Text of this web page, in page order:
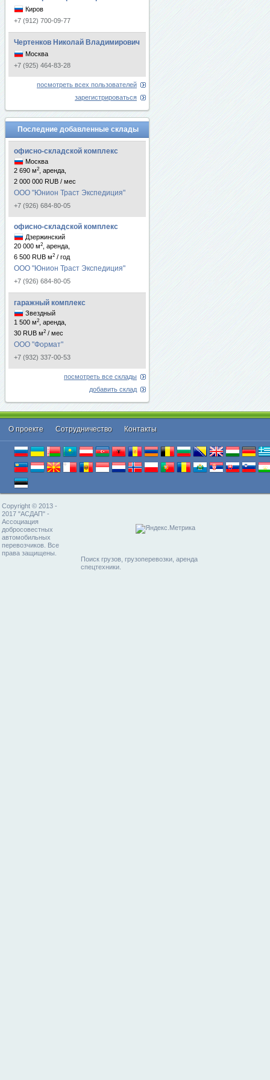
Киров
+7 (912) 700-09-77
Чертенков Николай Владимирович
Москва
+7 (925) 464-83-28
посмотреть всех пользователей
зарегистрироваться
Последние добавленные склады
офисно-складской комплекс
Москва
2 690 м2
, аренда,
2 000 000 RUB / мес
ООО "Юнион Траст Экспедиция"
+7 (926) 684-80-05
офисно-складской комплекс
Дзержинский
20 000 м2
, аренда,
6 500 RUB м2 / год
ООО "Юнион Траст Экспедиция"
+7 (926) 684-80-05
гаражный комплекс
Звездный
1 500 м2
, аренда,
30 RUB м2 / мес
ООО "Формат"
+7 (932) 337-00-53
посмотреть все склады
добавить склад
О проекте Cотрудничество Контакты
Copyright © 2013 -
2017 "АСДАП" -
Ассоциация
добросовестных
автомобильных
перевозчиков. Все
права защищены.
Поиск грузов, грузоперевозки, аренда
спецтехники.